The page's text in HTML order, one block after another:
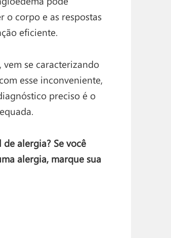
o corpo e as respostas
eficiente.
se caracterizando
esse inconveniente,
preciso é o
alergia? Se você
alergia, marque sua